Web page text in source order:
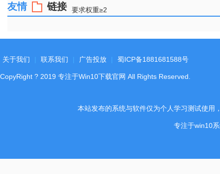
友情 链接 要求权重≥2
关于我们 联系我们 广告投放 蜀ICP备1881681588号
CopyRight ? 2019 专注于Win10下载官网 All Rights Reserved.
本站发布的系统与软件仅为个人学习测试使用
专注于win10